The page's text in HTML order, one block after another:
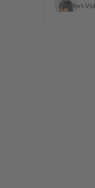
Sofort-